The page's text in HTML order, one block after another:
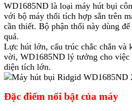
WD1685ND là loại máy hút bụi
với bộ máy thổi tích hợp sẵn trên
cần thiết. Bộ phận thổi này dùng
quả.
Lực hút lớn, cấu trúc chắc chắn và
vời, WD1685ND lý tưởng cho việc
diện tích lớn.
Đặc điểm nổi bật của máy